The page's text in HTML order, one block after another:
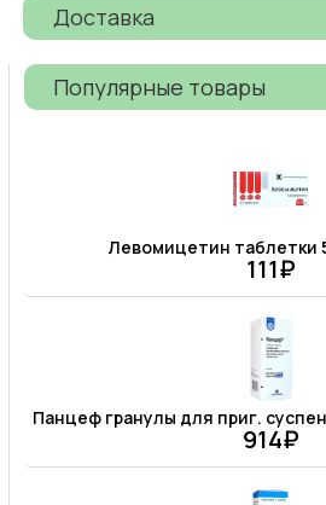
Доставка
Популярные товары
Левомицетин таблетки
111₽
Панцеф гранулы для приг.
914₽